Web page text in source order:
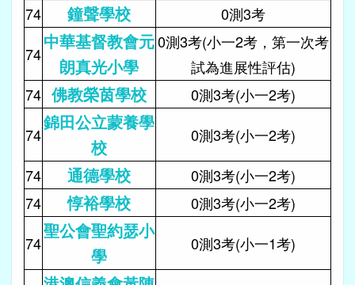
74
鐘聲學校
0測3考
74
中華基督教會元
朗真光小學
0測3考(小一2考，第一次考
試為進展性評估)
74 佛教榮茵學校
0測3考(小一2考)
74
錦田公立蒙養學
校
0測3考(小一2考)
74
通德學校
0測3考(小一2考)
74
惇裕學校
0測3考(小一2考)
74
聖公會聖約瑟小
學
0測3考(小一1考)